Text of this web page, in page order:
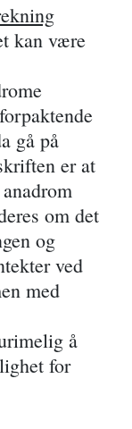
kan være
gå på
er at
om det
og
ved
med
å
for